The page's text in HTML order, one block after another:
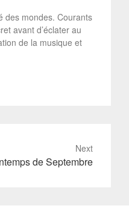
des mondes. Courants
avant d’éclater au
de la musique et
Next
de Septembre